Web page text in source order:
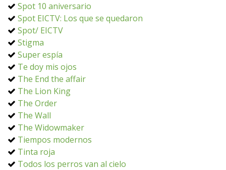
Spot 10 aniversario
Spot EICTV: Los que se quedaron
Spot/ EICTV
Stigma
Super espía
Te doy mis ojos
The End the affair
The Lion King
The Order
The Wall
The Widowmaker
Tiempos modernos
Tinta roja
Todos los perros van al cielo